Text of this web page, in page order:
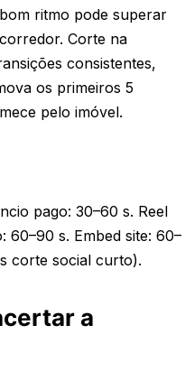
ritmo pode superar
Corte na
consistentes,
os primeiros 5
pelo imóvel.
pago: 30–60 s. Reel
60–90 s. Embed site: 60–
corte social curto).
a